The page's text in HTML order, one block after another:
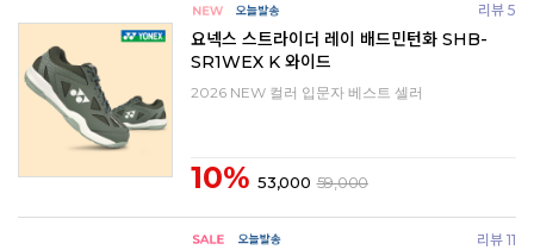
리뷰 5
요넥스 스트라이더 레이 배드민턴화 SHB-
SR1WEX K 와이드
2026 NEW 컬러 입문자 베스트 셀러
10% 53,000 59,000
리뷰 11